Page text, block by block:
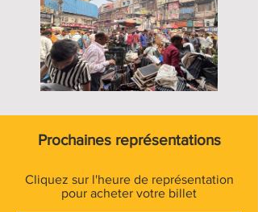
Prochaines représentations
Cliquez sur l'heure de représentation
pour acheter votre billet